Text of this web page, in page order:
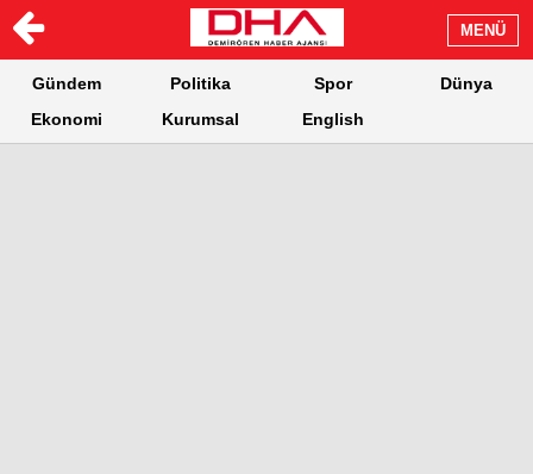
MENÜ
Gündem Politika Spor
Dünya
Ekonomi
Kurumsal English